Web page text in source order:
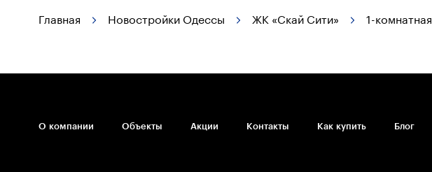
Главная Новостройки Одессы ЖК «Скай Сити» 1-комнатная
О компании Объекты Акции Контакты Как купить Блог